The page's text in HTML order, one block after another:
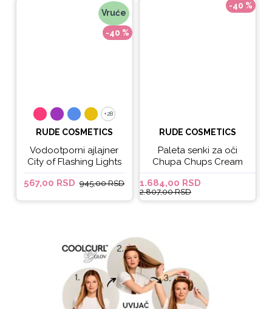
Vruće
-40 %
+28
+28
RUDE COSMETICS
Vodootporni ajlajner
City of Flashing Lights
Micro Retractable Liner
- It's Lit
567,00 RSD 945,00 RSD
-40 %
RUDE COSMETICS
Paleta senki za oči
Chupa Chups Cream
Soda
1.684,00 RSD
2.807,00 RSD